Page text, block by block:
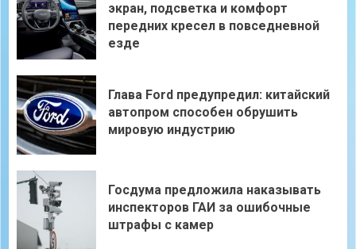
экран, подсветка и комфорт
передних кресел в повседневной
езде
Глава Ford предупредил: китайский
автопром способен обрушить
мировую индустрию
Госдума предложила наказывать
инспекторов ГАИ за ошибочные
штрафы с камер